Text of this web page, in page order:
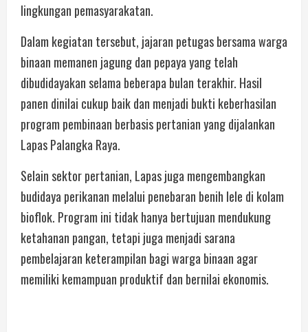
lingkungan pemasyarakatan.
Dalam kegiatan tersebut, jajaran petugas bersama warga
binaan memanen jagung dan pepaya yang telah
dibudidayakan selama beberapa bulan terakhir. Hasil
panen dinilai cukup baik dan menjadi bukti keberhasilan
program pembinaan berbasis pertanian yang dijalankan
Lapas Palangka Raya.
Selain sektor pertanian, Lapas juga mengembangkan
budidaya perikanan melalui penebaran benih lele di kolam
bioflok. Program ini tidak hanya bertujuan mendukung
ketahanan pangan, tetapi juga menjadi sarana
pembelajaran keterampilan bagi warga binaan agar
memiliki kemampuan produktif dan bernilai ekonomis.